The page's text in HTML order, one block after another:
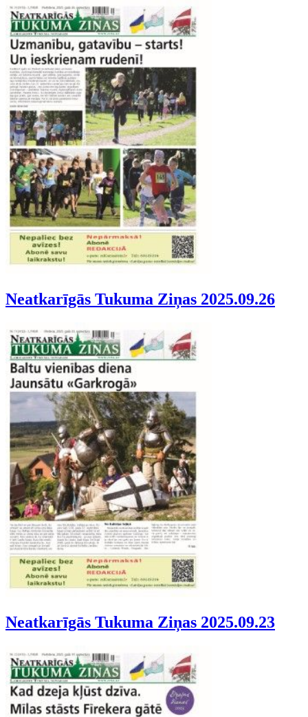
Neatkarīgās Tukuma Ziņas 2025.09.26
Neatkarīgās Tukuma Ziņas 2025.09.23